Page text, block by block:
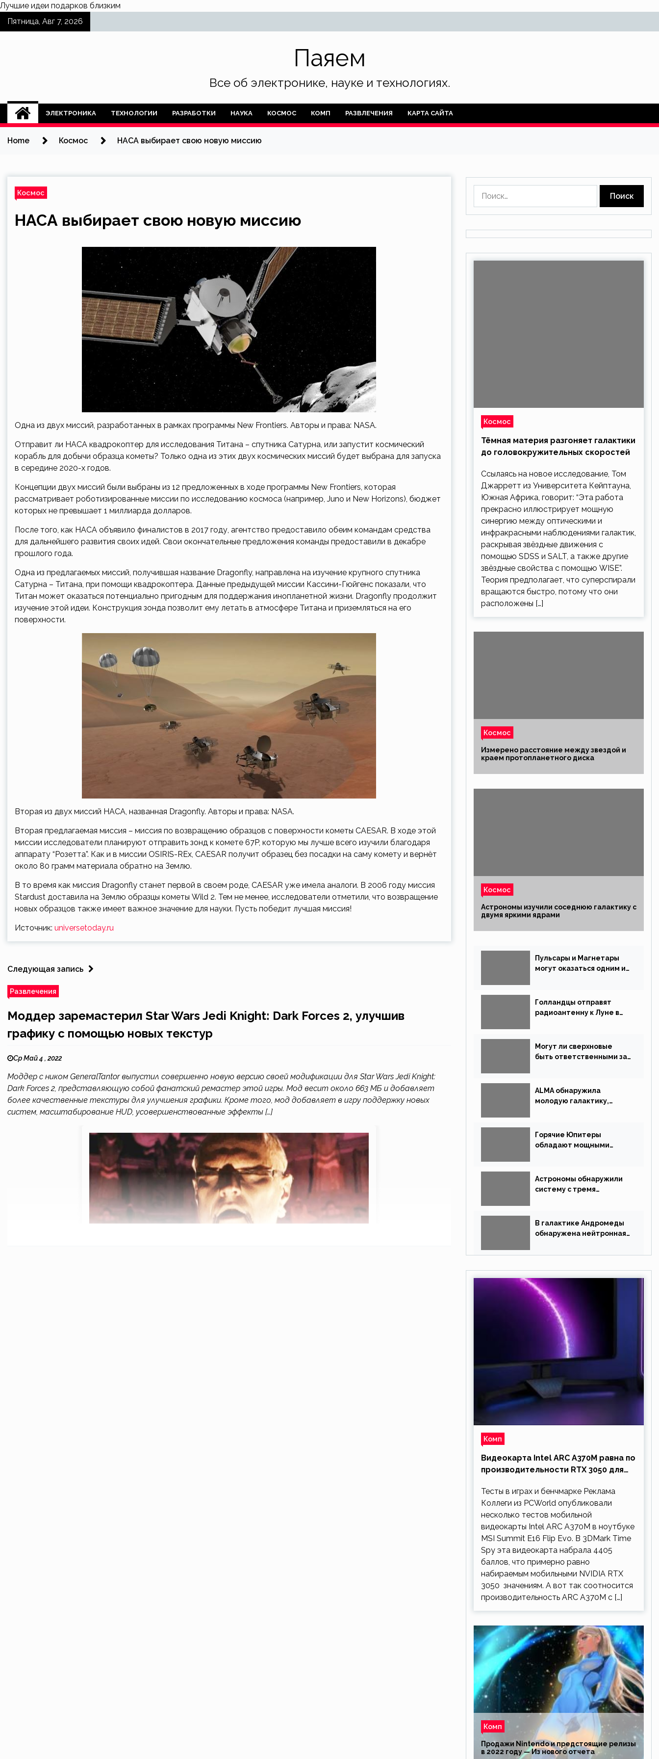
Лучшие идеи подарков близким
SkipПятница, Авг 7, 2026
Паяем
Все об электронике, науке и технологиях.
ЭЛЕКТРОНИКА ТЕХНОЛОГИИ РАЗРАБОТКИ НАУКА КОСМОС КОМП РАЗВЛЕЧЕНИЯ КАРТА САЙТА
Home Космос НАСА выбирает свою новую миссию
Космос
НАСА выбирает свою новую миссию
Одна из двух миссий, разработанных в рамках программы New Frontiers. Авторы и права: NASA.
Отправит ли НАСА квадрокоптер для исследования Титана – спутника Сатурна, или запустит космический
корабль для добычи образца кометы? Только одна из этих двух космических миссий будет выбрана для запуска
в середине 2020-х годов.
Концепции двух миссий были выбраны из 12 предложенных в ходе программы New Frontiers, которая
рассматривает роботизированные миссии по исследованию космоса (например, Juno и New Horizons), бюджет
которых не превышает 1 миллиарда долларов.
После того, как НАСА объявило финалистов в 2017 году, агентство предоставило обеим командам средства
для дальнейшего развития своих идей. Свои окончательные предложения команды предоставили в декабре
прошлого года.
Одна из предлагаемых миссий, получившая название Dragonfly, направлена на изучение крупного спутника
Сатурна – Титана, при помощи квадрокоптера. Данные предыдущей миссии Кассини-Гюйгенс показали, что
Титан может оказаться потенциально пригодным для поддержания инопланетной жизни. Dragonfly продолжит
изучение этой идеи. Конструкция зонда позволит ему летать в атмосфере Титана и приземляться на его
поверхности.
Вторая из двух миссий НАСА, названная Dragonfly. Авторы и права: NASA.
Вторая предлагаемая миссия – миссия по возвращению образцов с поверхности кометы CAESAR. В ходе этой
миссии исследователи планируют отправить зонд к комете 67P, которую мы лучше всего изучили благодаря
аппарату “Розетта”. Как и в миссии OSIRIS-REx, CAESAR получит образец без посадки на саму комету и вернёт
около 80 грамм материала обратно на Землю.
В то время как миссия Dragonfly станет первой в своем роде, CAESAR уже имела аналоги. В 2006 году миссия
Stardust доставила на Землю образцы кометы Wild 2. Тем не менее, исследователи отметили, что возвращение
новых образцов также имеет важное значение для науки. Пусть победит лучшая миссия!
Источник: universetoday.ru
Следующая запись
Развлечения
Моддер заремастерил Star Wars Jedi Knight: Dark Forces 2, улучшив
графику с помощью новых текстур
Ср Май 4 , 2022
Моддер с ником GeneralTantor выпустил совершенно новую версию своей модификации для Star Wars Jedi Knight:
Dark Forces 2, представляющую собой фанатский ремастер этой игры. Мод весит около 663 МБ и добавляет
более качественные текстуры для улучшения графики. Кроме того, мод добавляет в игру поддержку новых
систем, масштабирование HUD, усовершенствованные эффекты […]
Космос
Тёмная материя разгоняет галактики
до головокружительных скоростей
Ссылаясь на новое исследование, Том
Джарретт из Университета Кейптауна,
Южная Африка, говорит: “Эта работа
прекрасно иллюстрирует мощную
синергию между оптическими и
инфракрасными наблюдениями галактик,
раскрывая звёздные движения с
помощью SDSS и SALT, а также другие
звёздные свойства с помощью WISE”.
Теория предполагает, что суперспирали
вращаются быстро, потому что они
расположены […]
Космос
Измерено расстояние между звездой и
краем протопланетного диска
Космос
Астрономы изучили соседнюю галактику с
двумя яркими ядрами
Пульсары и Магнетары
могут оказаться одним и
Голландцы отправят
радиоантенну к Луне в
Могут ли сверхновые
быть ответственными за
ALMA обнаружила
молодую галактику,
Горячие Юпитеры
обладают мощными
Астрономы обнаружили
систему с тремя
В галактике Андромеды
обнаружена нейтронная
Комп
Видеокарта Intel ARC A370M равна по
производительности RTX 3050 для
Тесты в играх и бенчмарке Реклама
Коллеги из PCWorld опубликовали
несколько тестов мобильной
видеокарты Intel ARC A370M в ноутбуке
MSI Summit E16 Flip Evo. В 3DMark Time
Spy эта видеокарта набрала 4405
баллов, что примерно равно
набираемым мобильными NVIDIA RTX
3050 значениям. А вот так соотносится
производительность ARC A370M с […]
Комп
Продажи Nintendo и предстоящие релизы
в 2022 году — Из нового отчета